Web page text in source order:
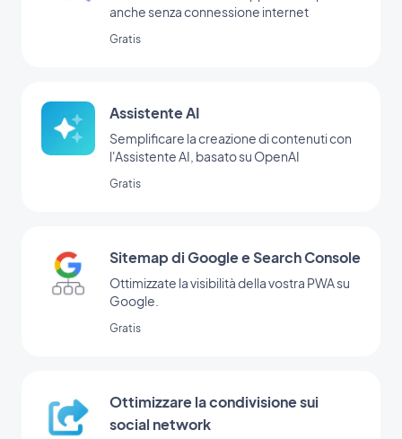
anche senza connessione internet
Gratis
Assistente AI
Semplificare la creazione di contenuti con
l'Assistente AI, basato su OpenAI
Gratis
Sitemap di Google e Search Console
Ottimizzate la visibilità della vostra PWA su
Google.
Gratis
Ottimizzare la condivisione sui
social network